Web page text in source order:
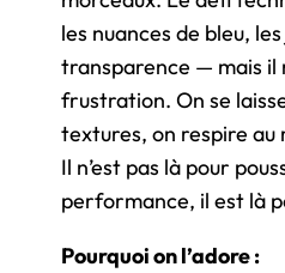
les nuances de bleu,
transparence — mais il
frustration. On se
textures, on respire au
Il n’est pas là pour
performance, il est là
Pourquoi on l’adore :